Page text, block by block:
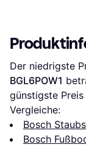
Der niedrigste
BGL6POW1
günstigste
Vergleiche:
Bosch
Bosch